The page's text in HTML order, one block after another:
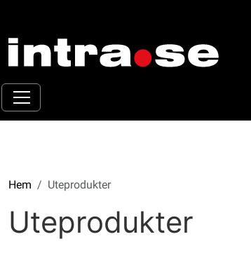
Hem Uteprodukter
Uteprodukter